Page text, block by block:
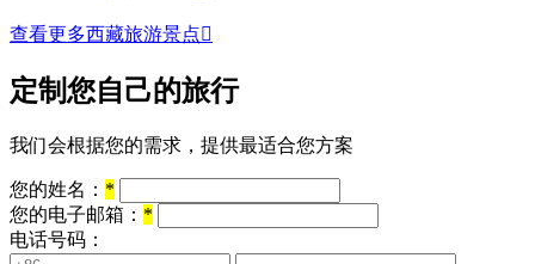
查看更多西藏旅游景点
定制您自己的旅行
我们会根据您的需求，提供最适合您方案
您的姓名： *
您的电子邮箱： *
电话号码：